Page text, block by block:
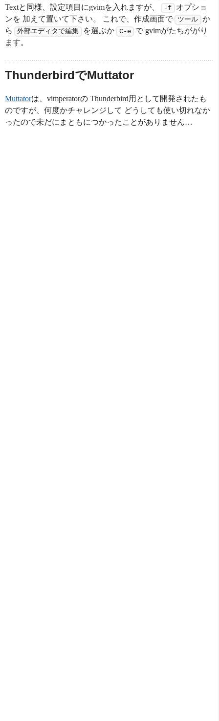
Textと同様、設定項目にgvimを入れますが、
-f
オプショ
ンを 加えて置いて下さい。 これで、作成画面で
ツール か
ら
外部エディタで編集 を選ぶか C-e
で gvimがたちががり
ます。
ThunderbirdでMuttator
Muttatorは、vimperatorの Thunderbird用として開発されたも
のですが、何度かチャレンジして どうしても使い切れなか
ったので未だにまともにつかったことがありません…